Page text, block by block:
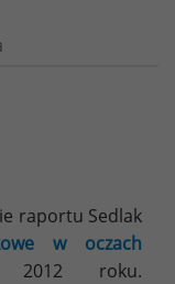
raportu Sedlak
w oczach
roku.